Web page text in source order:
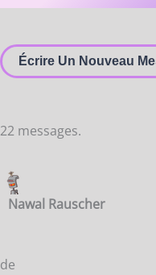
22 messages.
Nawal Rauscher
de